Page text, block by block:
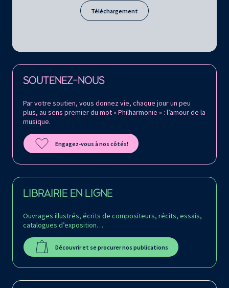
Téléchargement
SOUTENEZ-NOUS
Par votre soutien, vous donnez vie, chaque jour un peu
plus, au sens premier du mot « Philharmonie » : l’amour de la
musique.
Engagez-vous à nos côtés!
LIBRAIRIE EN LIGNE
Ouvrages illustrés, écrits de compositeurs, récits, essais,
catalogues d’exposition…
Découvrir et se procurer nos publications
Retrouvez la Philharmonie de Paris sur